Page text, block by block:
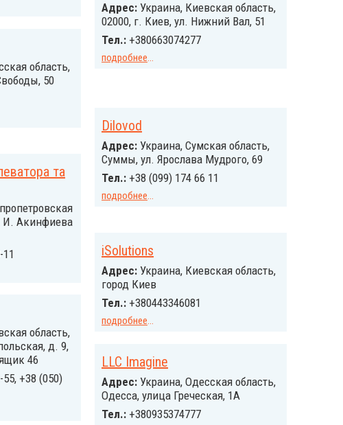
Адрес: Украина, Киевская область,
02000, г. Киев, ул. Нижний Вал, 51
Тел.: +380663074277
подробнее...
область,
50
Dilovod
Адрес: Украина, Сумская область,
Суммы, ул. Ярослава Мудрого, 69
Тел.: +38 (099) 174 66 11
подробнее...
та
И. Акинфиева
iSolutions
Адрес: Украина, Киевская область,
город Киев
Тел.: +380443346081
подробнее...
область,
д. 9,
46
+38 (050)
LLC Imagine
Адрес: Украина, Одесская область,
Одесса, улица Греческая, 1А
Тел.: +380935374777